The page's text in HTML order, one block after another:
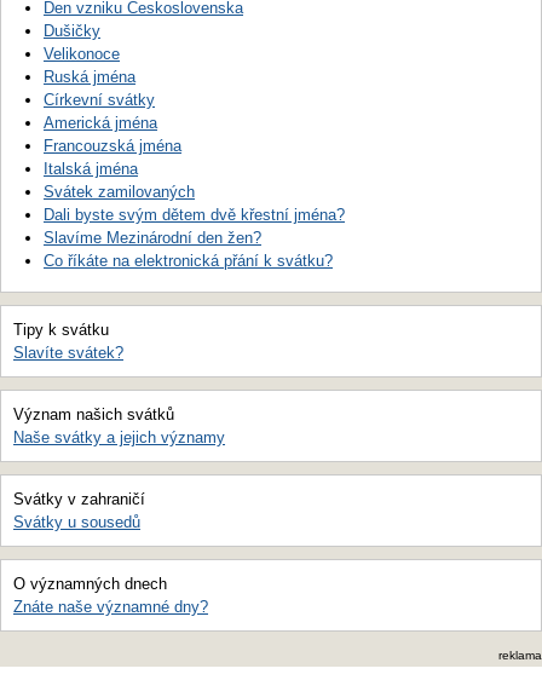
Den vzniku Československa
Dušičky
Velikonoce
Ruská jména
Církevní svátky
Americká jména
Francouzská jména
Italská jména
Svátek zamilovaných
Dali byste svým dětem dvě křestní jména?
Slavíme Mezinárodní den žen?
Co říkáte na elektronická přání k svátku?
Tipy k svátku
Slavíte svátek?
Význam našich svátků
Naše svátky a jejich významy
Svátky v zahraničí
Svátky u sousedů
O významných dnech
Znáte naše významné dny?
reklama